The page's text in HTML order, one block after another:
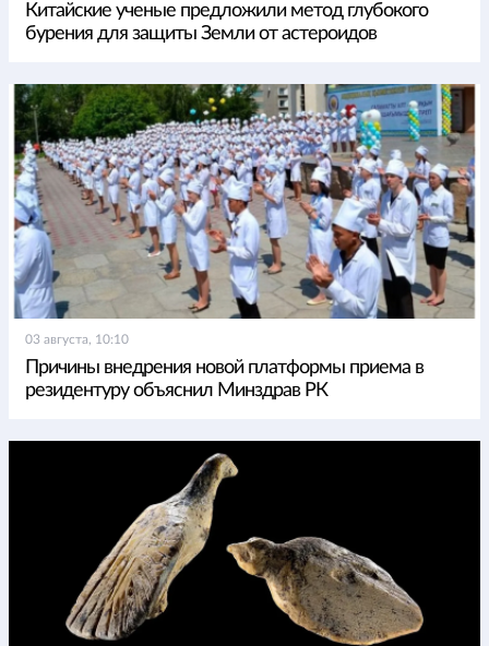
Китайские ученые предложили метод глубокого
бурения для защиты Земли от астероидов
03 августа, 10:10
Причины внедрения новой платформы приема в
резидентуру объяснил Минздрав РК